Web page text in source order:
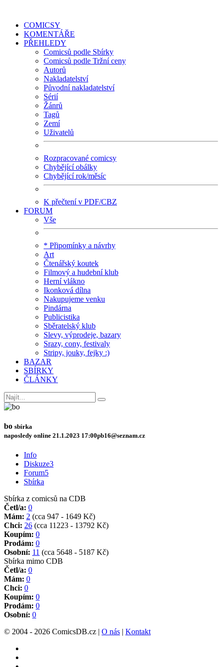
COMICSY
KOMENTÁŘE
PŘEHLEDY
Comicsů podle Sbírky
Comicsů podle Tržní ceny
Autorů
Nakladatelství
Původní nakladatelství
Sérií
Žánrů
Tagů
Zemí
Uživatelů
Rozpracované comicsy
Chybějící obálky
Chybějící rok/měsíc
K přečtení v PDF/CBZ
FORUM
Vše
* Připomínky a návrhy
Art
Čtenářský koutek
Filmový a hudební klub
Herní vlákno
Ikonková dílna
Nakupujeme venku
Pindárna
Publicistika
Sběratelský klub
Slevy, výprodeje, bazary
Srazy, cony, festivaly
Stripy, jouky, fejky :)
BAZAR
SBÍRKY
ČLÁNKY
bo sbírka
naposledy online 21.1.2023 17:00pb16@seznam.cz
Info
Diskuze3
Forum5
Sbírka
Sbírka z comicsů na CDB
Četl/a: 0
Mám: 2 (cca 947 - 1649 Kč)
Chci: 26 (cca 11223 - 13792 Kč)
Koupím: 0
Prodám: 0
Osobní: 11 (cca 5648 - 5187 Kč)
Sbírka mimo CDB
Četl/a: 0
Mám: 0
Chci: 0
Koupím: 0
Prodám: 0
Osobní: 0
© 2004 - 2026 ComicsDB.cz | O nás | Kontakt